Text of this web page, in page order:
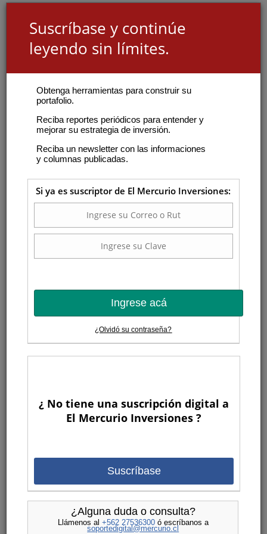
Suscríbase y continúe
leyendo sin límites.
Obtenga herramientas para construir su
portafolio.
Reciba reportes periódicos para entender y
mejorar su estrategia de inversión.
Reciba un newsletter con las informaciones
y columnas publicadas.
Si ya es suscriptor de El Mercurio Inversiones:
Ingrese acá
¿Olvidó su contraseña?
¿ No tiene una suscripción digital a
El Mercurio Inversiones ?
Suscríbase
¿Alguna duda o consulta?
Llámenos al +562 27536300ó escríbanos a
soportedigital@mercurio.cl